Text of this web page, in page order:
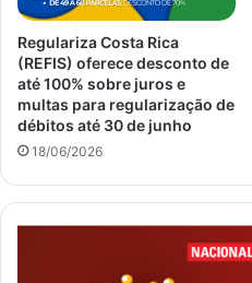
Regulariza Costa Rica
(REFIS) oferece desconto de
até 100% sobre juros e
multas para regularização de
débitos até 30 de junho
18/06/2026